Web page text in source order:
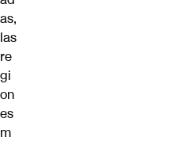
as,
las
re
gi
on
es
m